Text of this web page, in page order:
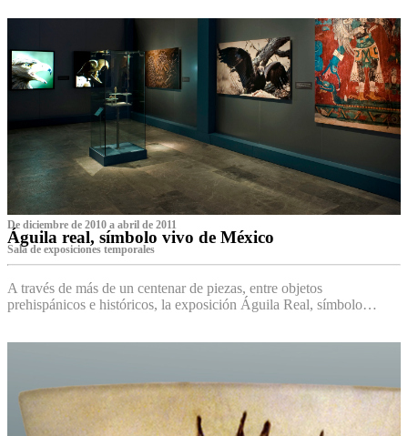
De diciembre de 2010 a abril de 2011
Águila real, símbolo vivo de México
Sala de exposiciones temporales
A través de más de un centenar de piezas, entre objetos
prehispánicos e históricos, la exposición Águila Real, símbolo…